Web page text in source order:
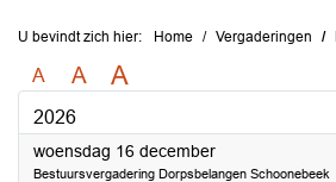
U bevindt zich hier: Home Vergaderingen
A A A
2026
woensdag 16 december2026
Bestuursvergadering Dorpsbelangen Schoonebeek